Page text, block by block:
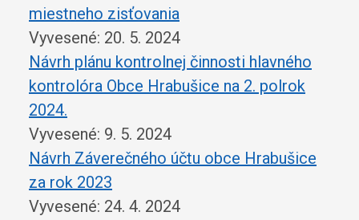
miestneho zisťovania
Vyvesené: 20. 5. 2024
Návrh plánu kontrolnej činnosti hlavného
kontrolóra Obce Hrabušice na 2. polrok
2024.
Vyvesené: 9. 5. 2024
Návrh Záverečného účtu obce Hrabušice
za rok 2023
Vyvesené: 24. 4. 2024